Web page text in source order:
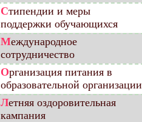
Стипендии и меры
поддержки обучающихся
Международное
сотрудничество
Организация питания в
образовательной организации
Летняя оздоровительная
кампания